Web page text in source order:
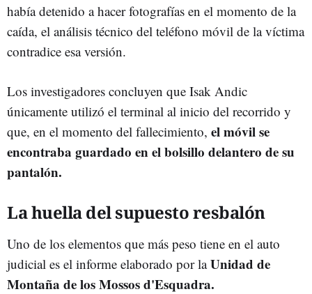
había detenido a hacer fotografías en el momento de la
caída, el análisis técnico del teléfono móvil de la víctima
contradice esa versión.
Los investigadores concluyen que Isak Andic
únicamente utilizó el terminal al inicio del recorrido y
que, en el momento del fallecimiento, el móvil se
encontraba guardado en el bolsillo delantero de su
pantalón.
La huella del supuesto resbalón
Uno de los elementos que más peso tiene en el auto
judicial es el informe elaborado por laUnidad de
Montaña de los Mossos d'Esquadra.